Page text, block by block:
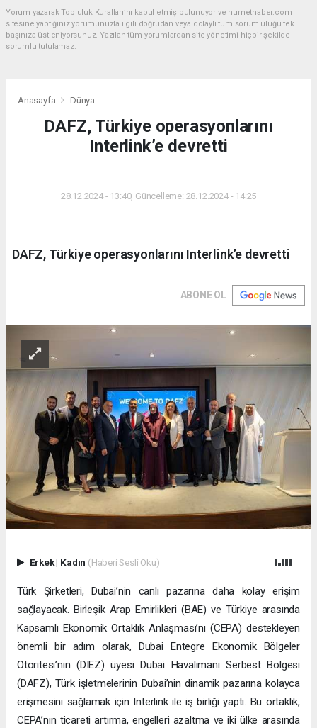
Yorum yazarak Topluluk Kuralları’nı kabul etmiş bulunuyor ve hurnethaber.com
sitesine yaptığınız yorumunuzla ilgili doğrudan veya dolaylı tüm sorumluluğu tek
başınıza üstleniyorsunuz. Yazılan tüm yorumlardan site yönetimi hiçbir şekilde
sorumlu tutulamaz.
Anasayfa Dünya
DAFZ, Türkiye operasyonlarını
Interlink’e devretti
28.12.2024 - 13:40, Güncelleme: 28.12.2024 - 14:25
DAFZ, Türkiye operasyonlarını Interlink’e devretti
ABONE OL
Erkek| Kadın (Haberi Sesli Oku)
Türk Şirketleri, Dubai’nin canlı pazarına daha kolay erişim
sağlayacak. Birleşik Arap Emirlikleri (BAE) ve Türkiye arasında
Kapsamlı Ekonomik Ortaklık Anlaşması’nı (CEPA) destekleyen
önemli bir adım olarak, Dubai Entegre Ekonomik Bölgeler
Otoritesi’nin (DIEZ) üyesi Dubai Havalimanı Serbest Bölgesi
(DAFZ), Türk işletmelerinin Dubai’nin dinamik pazarına kolayca
erişmesini sağlamak için Interlink ile iş birliği yaptı. Bu ortaklık,
CEPA’nın ticareti artırma, engelleri azaltma ve iki ülke arasında